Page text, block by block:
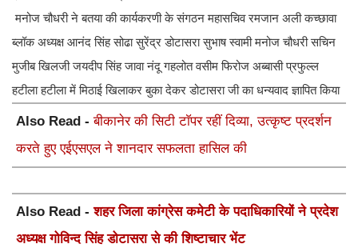
मनोज चौधरी ने बतया की कार्यकरणी के संगठन महासचिव रमजान अली कच्छावा
ब्लॉक अध्यक्ष आनंद सिंह सोढा सुरेंद्र डोटासरा सुभाष स्वामी मनोज चौधरी सचिन
मुजीब खिलजी जयदीप सिंह जावा नंदू गहलोत वसीम फिरोज अब्बासी प्रफुल्ल
हटीला हटीला में मिठाई खिलाकर बुका देकर डोटासरा जी का धन्यवाद ज्ञापित किया
Also Read -बीकानेर की सिटी टाॅपर रहीं दिव्या, उत्कृष्ट प्रदर्शन
करते हुए एईएसएल ने शानदार सफलता हासिल की
Also Read -शहर जिला कांग्रेस कमेटी के पदाधिकारियों ने प्रदेश
अध्यक्ष गोविन्द सिंह डोटासरा से की शिष्टाचार भेंट